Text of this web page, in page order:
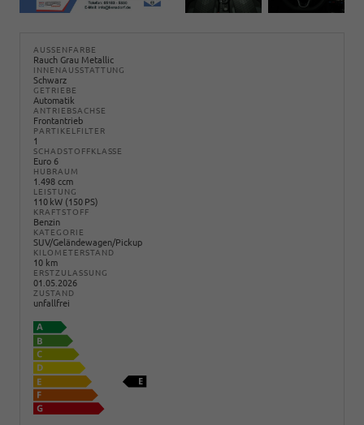
AUSSENFARBE
Rauch Grau Metallic
INNENAUSSTATTUNG
Schwarz
GETRIEBE
Automatik
ANTRIEBSACHSE
Frontantrieb
PARTIKELFILTER
1
SCHADSTOFFKLASSE
Euro 6
HUBRAUM
1.498 ccm
LEISTUNG
110 kW (150 PS)
KRAFTSTOFF
Benzin
KATEGORIE
SUV/Geländewagen/Pickup
KILOMETERSTAND
10 km
ERSTZULASSUNG
01.05.2026
ZUSTAND
unfallfrei